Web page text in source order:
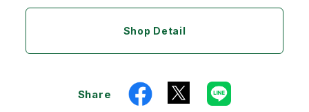
Shop Detail
Share